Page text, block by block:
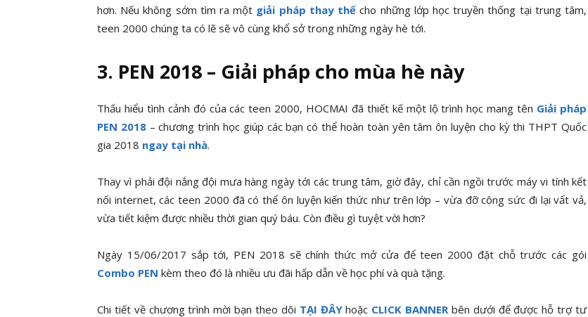
hơn. Nếu không sớm tìm ra một giải pháp thay thế cho những lớp học truyền thống tại trung tâm,
teen 2000 chúng ta có lẽ sẽ vô cùng khổ sở trong những ngày hè tới.
3. PEN 2018 – Giải pháp cho mùa hè này
Thấu hiểu tình cảnh đó của các teen 2000, HOCMAI đã thiết kế một lộ trình học mang tên Giải pháp
PEN 2018– chương trình học giúp các bạn có thể hoàn toàn yên tâm ôn luyện cho kỳ thi THPT Quốc
gia 2018 ngay tại nhà.
Thay vì phải đội nắng đội mưa hàng ngày tới các trung tâm, giờ đây, chỉ cần ngồi trước máy vi tính kết
nối internet, các teen 2000 đã có thể ôn luyện kiến thức như trên lớp – vừa đỡ công sức đi lại vất vả,
vừa tiết kiệm được nhiều thời gian quý báu. Còn điều gì tuyệt vời hơn?
Ngày 15/06/2017 sắp tới, PEN 2018 sẽ chính thức mở cửa để teen 2000 đặt chỗ trước các gói
Combo PEN kèm theo đó là nhiều ưu đãi hấp dẫn về học phí và quà tặng.
Chi tiết về chương trình mời bạn theo dõi TẠI ĐÂYhoặc CLICK BANNER bên dưới để được hỗ trợ tư